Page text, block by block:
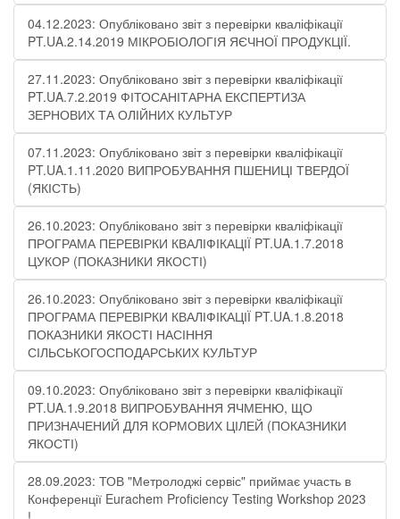
04.12.2023: Опубліковано звіт з перевірки кваліфікації
PT.UA.2.14.2019 МІКРОБІОЛОГІЯ ЯЄЧНОЇ ПРОДУКЦІЇ​.
27.11.2023: Опубліковано звіт з перевірки кваліфікації
PT.UA.7.2.2019 ФІТОСАНІТАРНА ЕКСПЕРТИЗА
ЗЕРНОВИХ ТА ОЛІЙНИХ КУЛЬТУР
07.11.2023: Опубліковано звіт з перевірки кваліфікації
PT.UA.1.11.2020 ВИПРОБУВАННЯ ПШЕНИЦІ ТВЕРДОЇ
(ЯКІСТЬ)
26.10.2023: Опубліковано звіт з перевірки кваліфікації
ПРОГРАМА ПЕРЕВІРКИ КВАЛІФІКАЦІЇ PT.UA.1.7.2018
ЦУКОР (ПОКАЗНИКИ ЯКОСТІ)​
26.10.2023: Опубліковано звіт з перевірки кваліфікації
ПРОГРАМА ПЕРЕВІРКИ КВАЛІФІКАЦІЇ PT.UA.1.8.2018
ПОКАЗНИКИ ЯКОСТІ НАСІННЯ
СІЛЬСЬКОГОСПОДАРСЬКИХ КУЛЬТУР
09.10.2023: Опубліковано звіт з перевірки кваліфікації
PT.UA.1.9.2018 ВИПРОБУВАННЯ ЯЧМЕНЮ, ЩО
ПРИЗНАЧЕНИЙ ДЛЯ КОРМОВИХ ЦІЛЕЙ (ПОКАЗНИКИ
ЯКОСТІ)
28.09.2023: ТОВ "Метролоджі сервіс" приймає участь в
Конференції Eurachem Proficiency Testing Workshop 2023